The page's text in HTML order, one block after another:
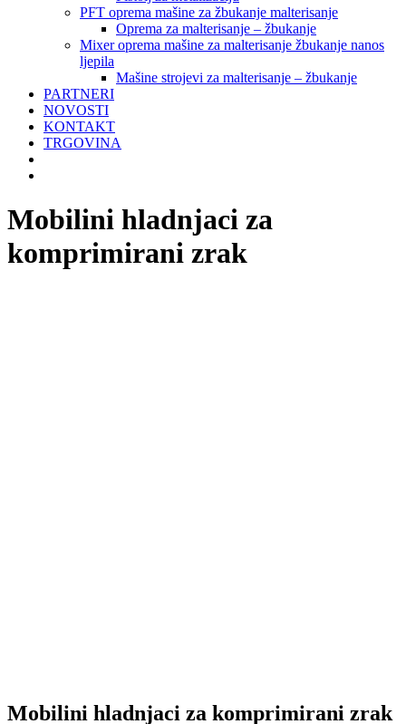
PFT oprema mašine za žbukanje malterisanje
Oprema za malterisanje – žbukanje
Mixer oprema mašine za malterisanje žbukanje nanos
ljepila
Mašine strojevi za malterisanje – žbukanje
PARTNERI
NOVOSTI
KONTAKT
TRGOVINA
Mobilini hladnjaci za
komprimirani zrak
Mobilini hladnjaci za komprimirani zrak